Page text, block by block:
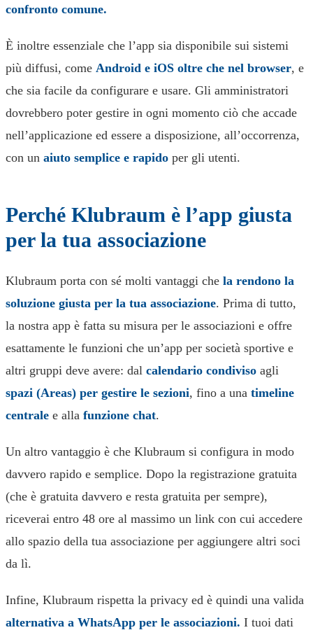
confronto comune.
È inoltre essenziale che l’app sia disponibile sui sistemi
più diffusi, come Android e iOS oltre che nel browser, e
che sia facile da configurare e usare. Gli amministratori
dovrebbero poter gestire in ogni momento ciò che accade
nell’applicazione ed essere a disposizione, all’occorrenza,
con un aiuto semplice e rapido per gli utenti.
Perché Klubraum è l’app giusta
per la tua associazione
Klubraum porta con sé molti vantaggi che la rendono la
soluzione giusta per la tua associazione. Prima di tutto,
la nostra app è fatta su misura per le associazioni e offre
esattamente le funzioni che un’app per società sportive e
altri gruppi deve avere: dal calendario condiviso agli
spazi (Areas) per gestire le sezioni, fino a una timeline
centrale e alla funzione chat.
Un altro vantaggio è che Klubraum si configura in modo
davvero rapido e semplice. Dopo la registrazione gratuita
(che è gratuita davvero e resta gratuita per sempre),
riceverai entro 48 ore al massimo un link con cui accedere
allo spazio della tua associazione per aggiungere altri soci
da lì.
Infine, Klubraum rispetta la privacy ed è quindi una valida
alternativa a WhatsApp per le associazioni. I tuoi dati